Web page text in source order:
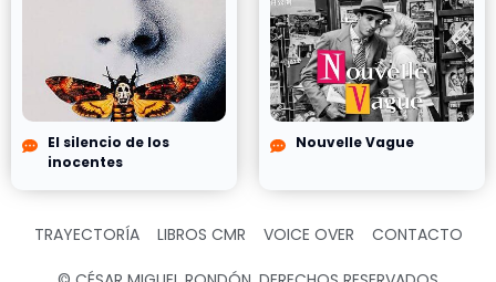
El silencio de los
inocentes
Nouvelle Vague
TRAYECTORÍA LIBROS CMR VOICE OVER CONTACTO